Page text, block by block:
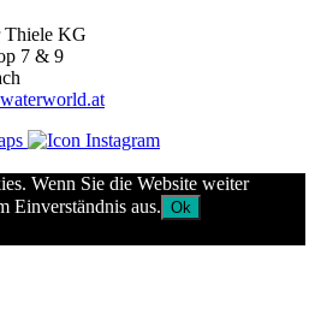
Thiele KG
7 & 9
Wenn Sie die Website weiter
Einverständnis aus. Ok